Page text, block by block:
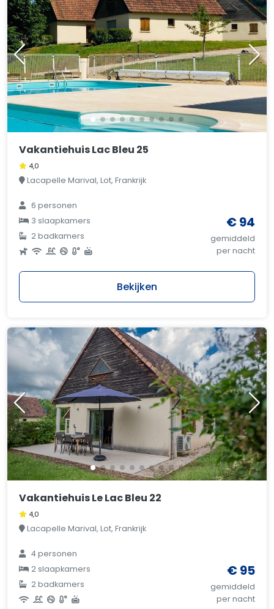
Vakantiehuis Lac Bleu 25
4,0
Lacapelle Marival, Lot, Frankrijk
6 personen
3 slaapkamers
2 badkamers
€ 94
gemiddeld
per nacht
Bekijken
Vakantiehuis Le Lac Bleu 22
4,0
Lacapelle Marival, Lot, Frankrijk
4 personen
2 slaapkamers
2 badkamers
€ 95
gemiddeld
per nacht